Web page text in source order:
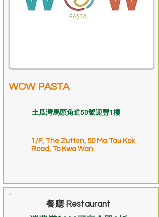
WOW PASTA
土瓜灣馬頭角道50號迎豐1樓
1/F, The Zutten, 50 Ma Tau Kok
Road, To Kwa Wan
餐廳 Restaurant